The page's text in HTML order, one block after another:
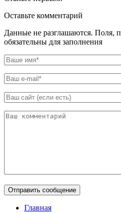
Оставьте комментарий
Данные не разглашаются. Поля,
обязательны для заполнения
Главная